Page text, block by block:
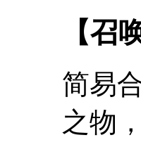
【召
简易
之物